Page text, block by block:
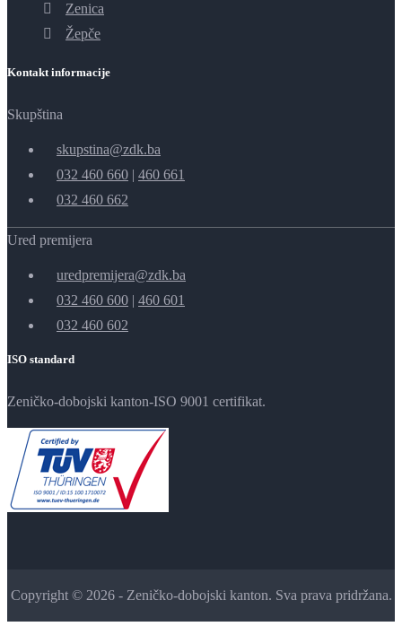
Zenica
Žepče
Kontakt informacije
Skupština
skupstina@zdk.ba
032 460 660 | 460 661
032 460 662
Ured premijera
uredpremijera@zdk.ba
032 460 600 | 460 601
032 460 602
ISO standard
Zeničko-dobojski kanton-ISO 9001 certifikat.
Copyright © 2026 - Zeničko-dobojski kanton. Sva prava pridržana.